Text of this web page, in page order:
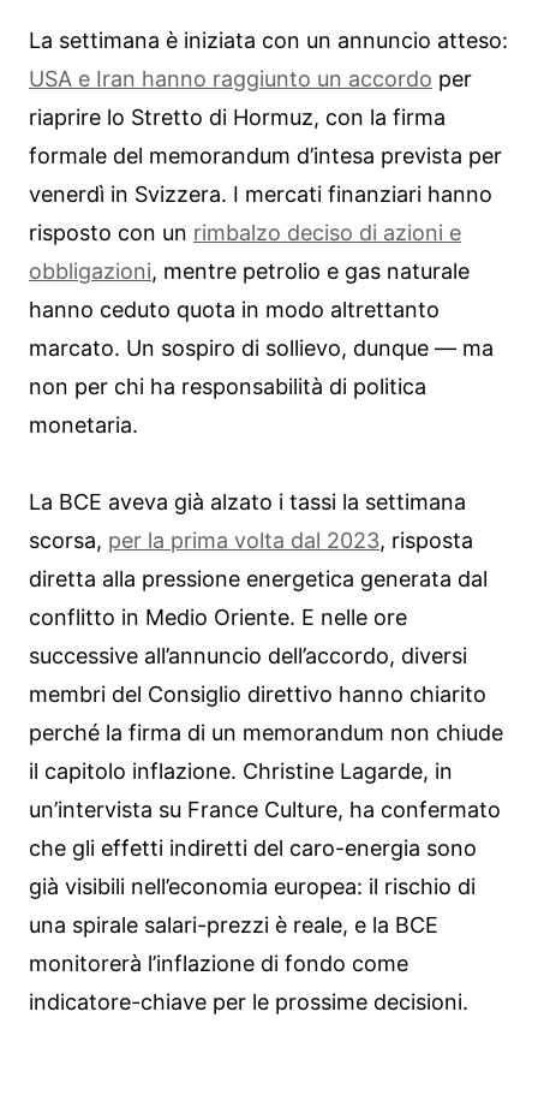
La settimana è iniziata con un annuncio atteso:
USA e Iran hanno raggiunto un accordo per
riaprire lo Stretto di Hormuz, con la firma
formale del memorandum d’intesa prevista per
venerdì in Svizzera. I mercati finanziari hanno
risposto con un rimbalzo deciso di azioni e
obbligazioni, mentre petrolio e gas naturale
hanno ceduto quota in modo altrettanto
marcato. Un sospiro di sollievo, dunque — ma
non per chi ha responsabilità di politica
monetaria.
La BCE aveva già alzato i tassi la settimana
scorsa, per la prima volta dal 2023, risposta
diretta alla pressione energetica generata dal
conflitto in Medio Oriente. E nelle ore
successive all’annuncio dell’accordo, diversi
membri del Consiglio direttivo hanno chiarito
perché la firma di un memorandum non chiude
il capitolo inflazione. Christine Lagarde, in
un’intervista su France Culture, ha confermato
che gli effetti indiretti del caro-energia sono
già visibili nell’economia europea: il rischio di
una spirale salari-prezzi è reale, e la BCE
monitorerà l’inflazione di fondo come
indicatore-chiave per le prossime decisioni.